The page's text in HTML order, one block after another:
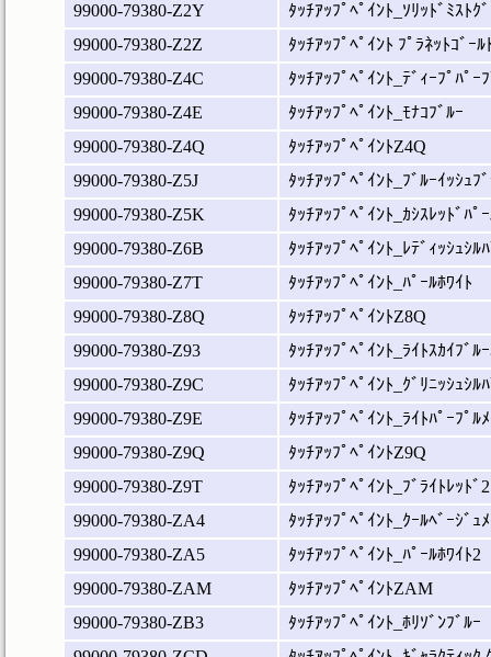
99000-79380-Z2Y
ﾀｯﾁｱｯﾌﾟﾍﾟｲﾝﾄ_ｿﾘｯﾄﾞﾐｽﾄｸ
99000-79380-Z2Z
ﾀｯﾁｱｯﾌﾟﾍﾟｲﾝﾄ ﾌﾟﾗﾈｯﾄｺﾞｰﾙ
99000-79380-Z4C
ﾀｯﾁｱｯﾌﾟﾍﾟｲﾝﾄ_ﾃﾞｨｰﾌﾟﾊﾟｰ
99000-79380-Z4E
ﾀｯﾁｱｯﾌﾟﾍﾟｲﾝﾄ_ﾓﾅｺﾌﾞﾙｰ
99000-79380-Z4Q
ﾀｯﾁｱｯﾌﾟﾍﾟｲﾝﾄZ4Q
99000-79380-Z5J
ﾀｯﾁｱｯﾌﾟﾍﾟｲﾝﾄ_ﾌﾞﾙｰｲｯｼｭﾌ
99000-79380-Z5K
ﾀｯﾁｱｯﾌﾟﾍﾟｲﾝﾄ_ｶｼｽﾚｯﾄﾞﾊﾟ
99000-79380-Z6B
ﾀｯﾁｱｯﾌﾟﾍﾟｲﾝﾄ_ﾚﾃﾞｨｯｼｭｼﾙ
99000-79380-Z7T
ﾀｯﾁｱｯﾌﾟﾍﾟｲﾝﾄ_ﾊﾟｰﾙﾎﾜｲﾄ
99000-79380-Z8Q
ﾀｯﾁｱｯﾌﾟﾍﾟｲﾝﾄZ8Q
99000-79380-Z93
ﾀｯﾁｱｯﾌﾟﾍﾟｲﾝﾄ_ﾗｲﾄｽｶｲﾌﾞﾙ
99000-79380-Z9C
ﾀｯﾁｱｯﾌﾟﾍﾟｲﾝﾄ_ｸﾞﾘﾆｯｼｭｼﾙ
99000-79380-Z9E
ﾀｯﾁｱｯﾌﾟﾍﾟｲﾝﾄ_ﾗｲﾄﾊﾟｰﾌﾟﾙ
99000-79380-Z9Q
ﾀｯﾁｱｯﾌﾟﾍﾟｲﾝﾄZ9Q
99000-79380-Z9T
ﾀｯﾁｱｯﾌﾟﾍﾟｲﾝﾄ_ﾌﾞﾗｲﾄﾚｯﾄﾞ2
99000-79380-ZA4
ﾀｯﾁｱｯﾌﾟﾍﾟｲﾝﾄ_ｸｰﾙﾍﾞｰｼﾞｭ
99000-79380-ZA5
ﾀｯﾁｱｯﾌﾟﾍﾟｲﾝﾄ_ﾊﾟｰﾙﾎﾜｲﾄ2
99000-79380-ZAM
ﾀｯﾁｱｯﾌﾟﾍﾟｲﾝﾄZAM
99000-79380-ZB3
ﾀｯﾁｱｯﾌﾟﾍﾟｲﾝﾄ_ﾎﾘｿﾞﾝﾌﾞﾙｰ